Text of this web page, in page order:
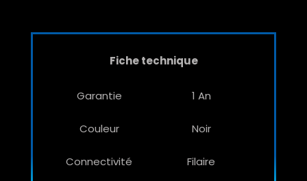
Fiche technique
Garantie 1 An
Couleur Noir
Connectivité Filaire